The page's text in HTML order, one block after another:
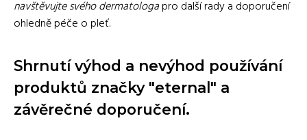
navštěvujte svého dermatologapro další rady a doporučení
ohledně péče o pleť.
Shrnutí výhod a nevýhod používání
produktů značky "eternal" a
závěrečné doporučení.